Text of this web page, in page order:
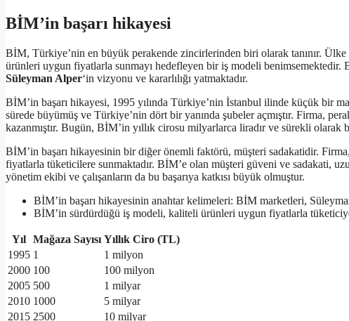
BİM’in başarı hikayesi
BİM, Türkiye’nin en büyük perakende zincirlerinden biri olarak tanınır.
ürünleri uygun fiyatlarla sunmayı hedefleyen bir iş modeli benimsemektedir.
Süleyman Alper‘in vizyonu ve kararlılığı yatmaktadır.
BİM’in başarı hikayesi, 1995 yılında Türkiye’nin İstanbul ilinde küçük bir
sürede büyümüş ve Türkiye’nin dört bir yanında şubeler açmıştır. Firma,
kazanmıştır. Bugün, BİM’in yıllık cirosu milyarlarca liradır ve sürekli olarak
BİM’in başarı hikayesinin bir diğer önemli faktörü, müşteri sadakatidir.
fiyatlarla tüketicilere sunmaktadır. BİM’e olan müşteri güveni ve sadakati,
yönetim ekibi ve çalışanların da bu başarıya katkısı büyük olmuştur.
BİM’in başarı hikayesinin anahtar kelimeleri: BİM marketleri,
BİM’in sürdürdüğü iş modeli, kaliteli ürünleri uygun fiyatlarla
Yıl Mağaza Sayısı Yıllık Ciro (TL)
1995 1
1 milyon
2000 100
100 milyon
2005 500
1 milyar
2010 1000
5 milyar
2015 2500 10 milyar